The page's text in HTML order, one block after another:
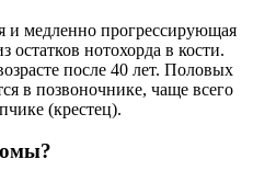
и медленно прогрессирующая
остатков нотохорда в кости.
после 40 лет. Половых
в позвоночнике, чаще всего
(крестец).